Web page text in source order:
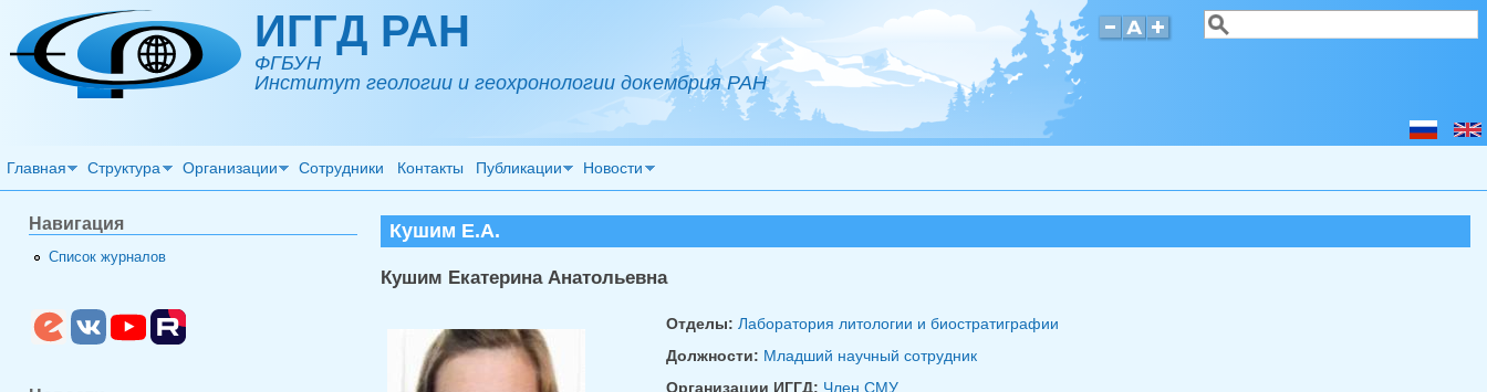
Перейти к основному содержанию ИГГД РАН
ФГБУН
Институт геологии и геохронологии докембрия РАН
Форма поиска
Поиск
Главная Структура Организации Сотрудники Контакты Публикации Новости
Кушим Е.А.
Кушим Екатерина Анатольевна
Отделы: Лаборатория литологии и биостратиграфии
Должности: Младший научный сотрудник
Организации ИГГД: Член СМУ
Навигация
Список журналов